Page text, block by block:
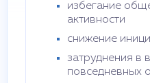
избегание
активности
снижение
затруднения в
повседневных